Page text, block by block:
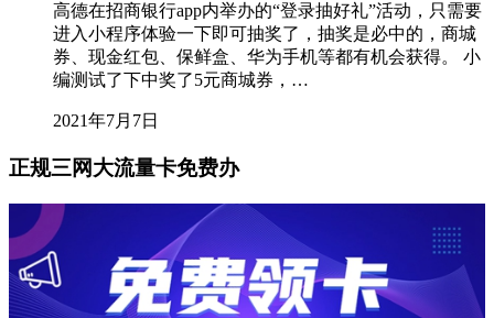
高德在招商银行app内举办的“登录抽好礼”活动，只需要
进入小程序体验一下即可抽奖了，抽奖是必中的，商城
券、现金红包、保鲜盒、华为手机等都有机会获得。 小
编测试了下中奖了5元商城券，…
2021年7月7日
正规三网大流量卡免费办